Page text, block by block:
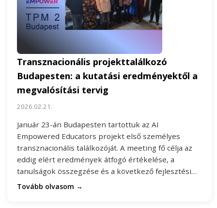
Transznacionális projekttalálkozó
Budapesten: a kutatási eredményektől a
megvalósítási tervig
2026.02.21.
Január 23-án Budapesten tartottuk az AI
Empowered Educators projekt első személyes
transznacionális találkozóját. A meeting fő célja az
eddig elért eredmények átfogó értékelése, a
tanulságok összegzése és a következő fejlesztési…
Tovább olvasom →